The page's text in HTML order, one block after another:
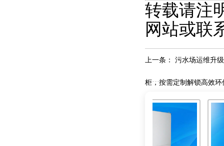
转载请注
网站或联
上一条： 污水场运维升
柜，按需定制解锁高效环